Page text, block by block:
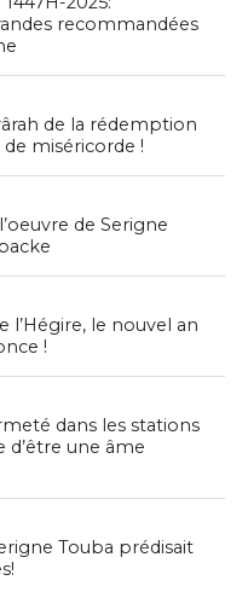
recommandées
de la rédemption
miséricorde !
de Serigne
l’Hégire, le nouvel an
!
dans les stations
d’être une âme
Touba prédisait